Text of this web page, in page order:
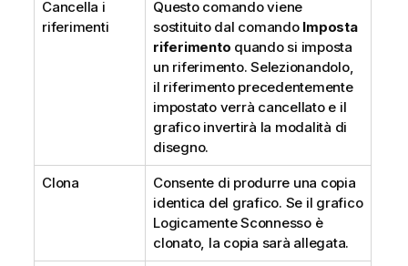
Cancella i
riferimenti
Questo comando viene
sostituito dal comando Imposta
riferimento quando si imposta
un riferimento. Selezionandolo,
il riferimento precedentemente
impostato verrà cancellato e il
grafico invertirà la modalità di
disegno.
Clona
Consente di produrre una copia
identica del grafico. Se il grafico
Logicamente Sconnesso è
clonato, la copia sarà allegata.